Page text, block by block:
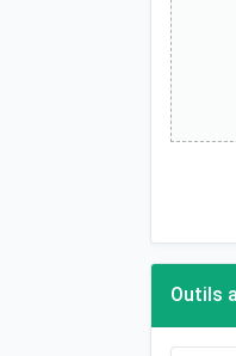
Outils